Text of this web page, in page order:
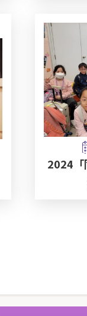
2024「